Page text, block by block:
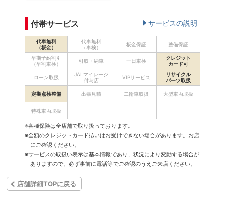
付帯サービス サービスの説明
代車無料
（板金）
代車無料
（車検）
板金保証 整備保証
早期予約割引
（早割車検）
引取・納車 一日車検
クレジット
カード可
ローン取扱
JALマイレージ
付与店
VIPサービス
リサイクル
パーツ取扱
定期点検整備 出張見積 二輪車取扱 大型車両取扱
特殊車両取扱
※各種保険は全店舗で取り扱っております。
※全額のクレジットカード払いはお受けできない場合があります。お店
にご確認ください。
※サービスの取扱い表示は基本情報であり、状況により変動する場合が
ありますので、必ず事前に電話等でご確認のうえご来店ください。
店舗詳細TOPに戻る